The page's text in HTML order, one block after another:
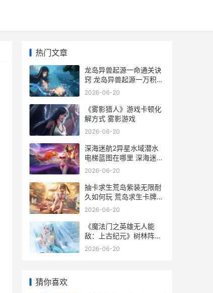
热门文章
龙岛异兽起源一命通关诀
窍 龙岛异兽起源一万积分
等于多少钱
2026-06-20
《雾影猎人》游戏卡顿化
解方式 雾影游戏
2026-06-20
深海迷航2异星水域潜水
电梯蓝图在哪里 深海迷航
2异星水域手机版下载
2026-06-20
抽卡求生荒岛紫装无限耐
久如何玩 荒岛求生卡牌怎
么开启
2026-06-20
《魔法门之英雄无人能
敌：上古纪元》树林阵营
方法详细解答 魔法门之英
2026-06-20
猜你喜欢